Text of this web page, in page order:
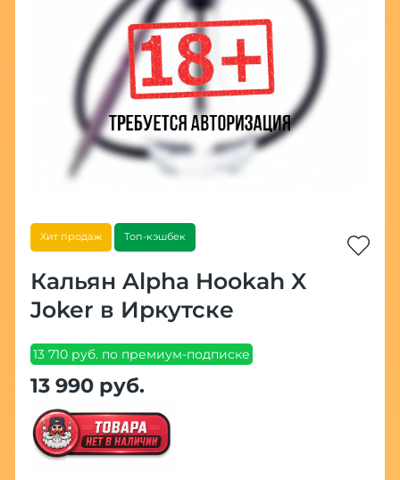
Хит продаж Топ-кэшбек
Кальян Alpha Hookah X
Joker в Иркутске
13 710 руб. по премиум-подписке
13 990 руб.